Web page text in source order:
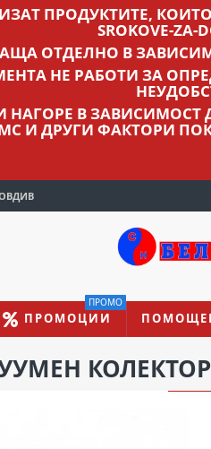
ПРОДУКТИТЕ,
SROKOVE-ZA-
ОТДЕЛНО В
НЕ РАБОТИ ЗА
НАГОРЕ В
И ДРУГИ ФАКТОРИ
ПРОМОЦИИ
ПРОМО